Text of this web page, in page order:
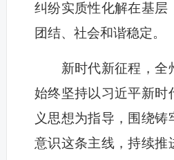
纠纷实质性化解在基层
团结、社会和谐稳定。
新时代新征程，全
始终坚持以习近平新时
义思想为指导，围绕铸
意识这条主线，持续推